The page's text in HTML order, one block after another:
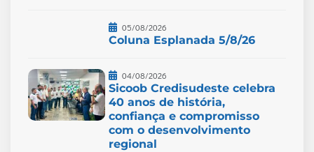
05/08/2026
Coluna Esplanada 5/8/26
04/08/2026
Sicoob Credisudeste celebra
40 anos de história,
confiança e compromisso
com o desenvolvimento
regional